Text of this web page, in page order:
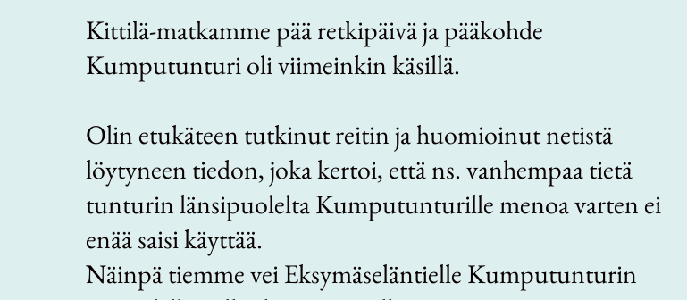
Kittilä-matkamme pää retkipäivä ja pääkohde
Kumputunturi oli viimeinkin käsillä.
Olin etukäteen tutkinut reitin ja huomioinut netistä
löytyneen tiedon, joka kertoi, että ns. vanhempaa tietä
tunturin länsipuolelta Kumputunturille menoa varten ei
enää saisi käyttää.
Näinpä tiemme vei Eksymäseläntielle Kumputunturin